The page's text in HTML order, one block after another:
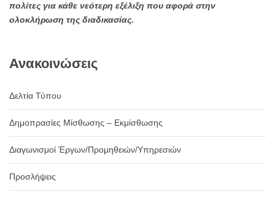
πολίτες για κάθε νεότερη εξέλιξη που αφορά στην
ολοκλήρωση της διαδικασίας.
Ανακοινώσεις
Δελτία Τύπου
Δημοπρασίες Μίσθωσης – Εκμίσθωσης
Διαγωνισμοί Έργων/Προμηθειών/Υπηρεσιών
Προσλήψεις